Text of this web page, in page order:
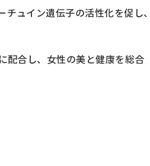
ュイン遺伝子の活性化を促し、
配合し、女性の美と健康を総合